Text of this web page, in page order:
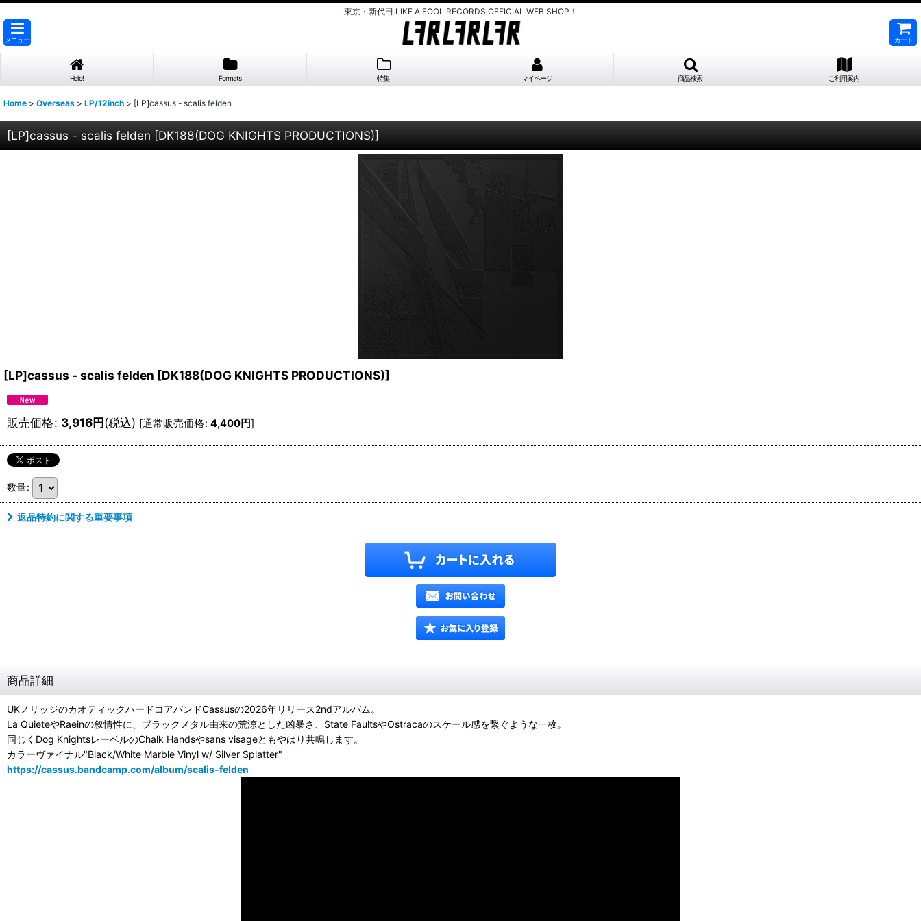
東京・新代田 LIKE A FOOL RECORDS OFFICIAL WEB SHOP！
メニュー カート
Hello! Formats 特集 マイページ 商品検索 ご利用案内
Home > Overseas > LP/12inch > [LP]cassus - scalis felden
[LP]cassus - scalis felden [DK188(DOG KNIGHTS PRODUCTIONS)]
[LP]cassus - scalis felden [DK188(DOG KNIGHTS PRODUCTIONS)]
販売価格: 3,916円(税込) [通常販売価格: 4,400円]
数量:
返品特約に関する重要事項
商品詳細
UKノリッジのカオティックハードコアバンドCassusの2026年リリース2ndアルバム。
La QuieteやRaeinの叙情性に、ブラックメタル由来の荒涼とした凶暴さ、State FaultsやOstracaのスケール感を繋ぐような一枚。
同じくDog KnightsレーベルのChalk Handsやsans visageともやはり共鳴します。
カラーヴァイナル"Black/White Marble Vinyl w/ Silver Splatter"
https://cassus.bandcamp.com/album/scalis-felden